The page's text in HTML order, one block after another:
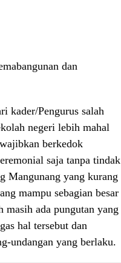
dan
kader/Pengurus salah
negeri lebih mahal
berkedok
saja tanpa tindak
Mangunang yang kurang
mampu sebagian besar
masih ada pungutan yang
hal tersebut dan
undangan yang berlaku.